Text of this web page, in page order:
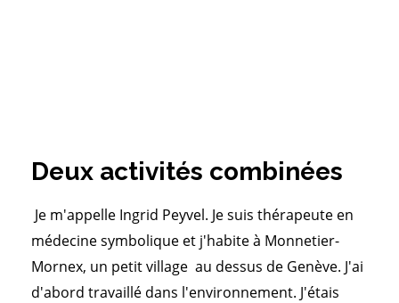
Deux activités combinées
Je m'appelle Ingrid Peyvel. Je suis thérapeute en
médecine symbolique et j'habite à Monnetier-
Mornex, un petit village au dessus de Genève. J'ai
d'abord travaillé dans l'environnement. J'étais